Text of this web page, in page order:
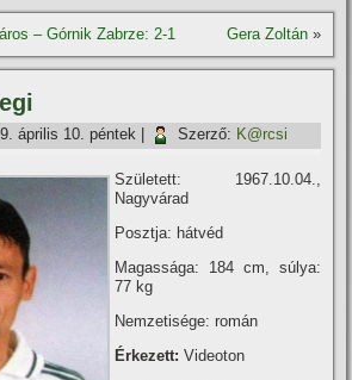
– Górnik Zabrze: 2-1 Gera Zoltán»
április 10. péntek Szerző: K@rcsi
Született: 1967.10.04.,
Nagyvárad
Posztja: hátvéd
Magassága: 184 cm, súlya:
77 kg
Nemzetisége: román
Érkezett: Videoton